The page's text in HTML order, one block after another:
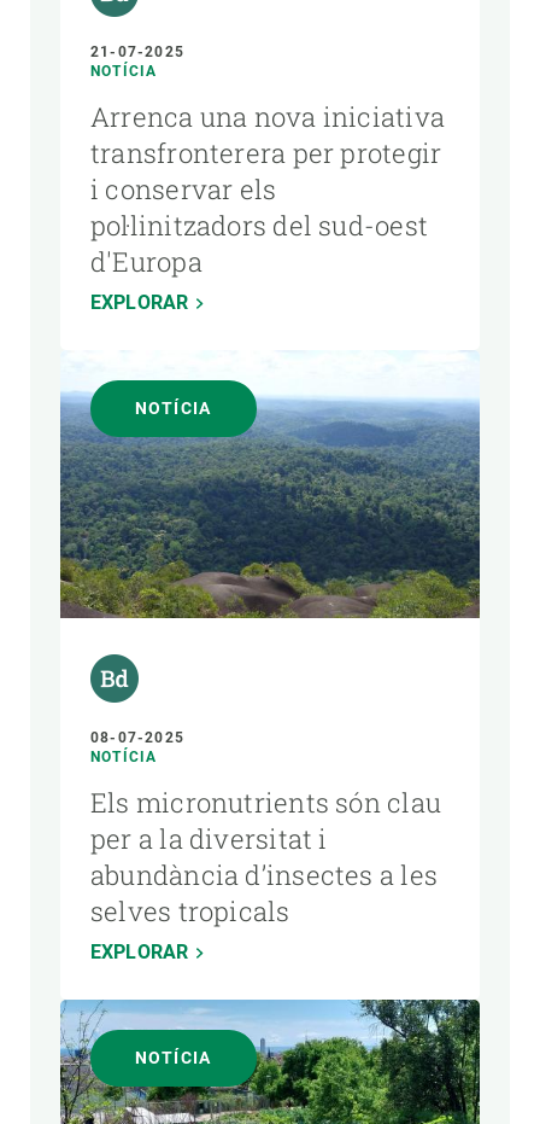
21-07-2025
NOTÍCIA
Arrenca una nova iniciativa
transfronterera per protegir
i conservar els
pol·linitzadors del sud-oest
d'Europa
EXPLORAR
NOTÍCIA
08-07-2025
NOTÍCIA
Els micronutrients són clau
per a la diversitat i
abundància d’insectes a les
selves tropicals
EXPLORAR
NOTÍCIA